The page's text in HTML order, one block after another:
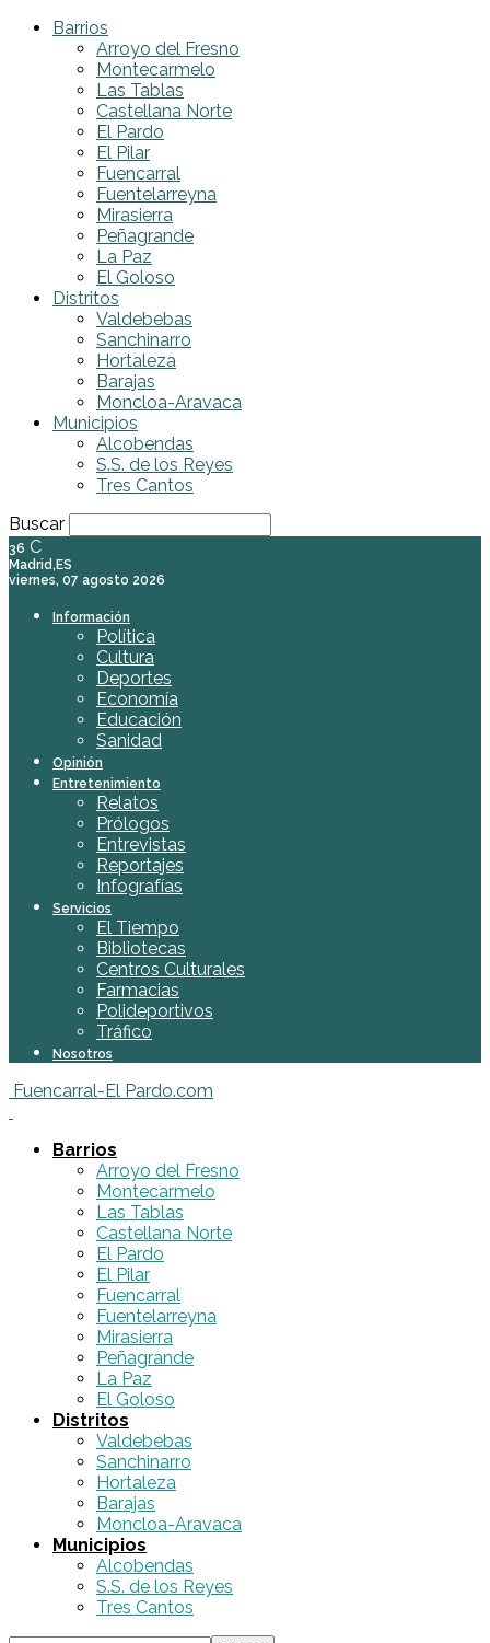
Barrios
Arroyo del Fresno
Montecarmelo
Las Tablas
Castellana Norte
El Pardo
El Pilar
Fuencarral
Fuentelarreyna
Mirasierra
Peñagrande
La Paz
El Goloso
Distritos
Valdebebas
Sanchinarro
Hortaleza
Barajas
Moncloa-Aravaca
Municipios
Alcobendas
S.S. de los Reyes
Tres Cantos
Buscar
36 C
Madrid,ES
viernes, 07 agosto 2026
Información
Política
Cultura
Deportes
Economía
Educación
Sanidad
Opinión
Entretenimiento
Relatos
Prólogos
Entrevistas
Reportajes
Infografías
Servicios
El Tiempo
Bibliotecas
Centros Culturales
Farmacias
Polideportivos
Tráfico
Nosotros
Fuencarral-El Pardo.com
Barrios
Arroyo del Fresno
Montecarmelo
Las Tablas
Castellana Norte
El Pardo
El Pilar
Fuencarral
Fuentelarreyna
Mirasierra
Peñagrande
La Paz
El Goloso
Distritos
Valdebebas
Sanchinarro
Hortaleza
Barajas
Moncloa-Aravaca
Municipios
Alcobendas
S.S. de los Reyes
Tres Cantos